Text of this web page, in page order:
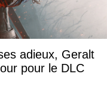
adieux, Geralt
pour le DLC